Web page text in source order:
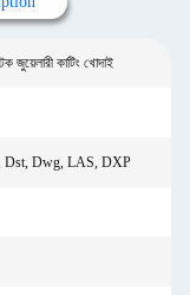
জুয়েলারী কাটিং খোদাই
Dst, Dwg, LAS, DXP